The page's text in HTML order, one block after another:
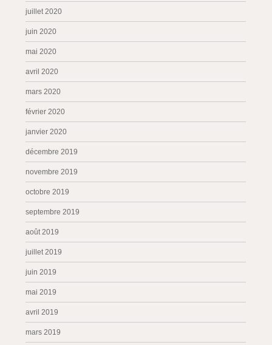
juillet 2020
juin 2020
mai 2020
avril 2020
mars 2020
février 2020
janvier 2020
décembre 2019
novembre 2019
octobre 2019
septembre 2019
août 2019
juillet 2019
juin 2019
mai 2019
avril 2019
mars 2019